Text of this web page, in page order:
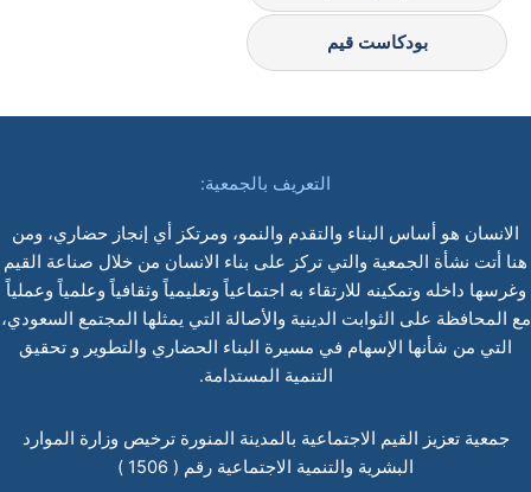
بودكاست قيم
التعريف بالجمعية:
الانسان هو أساس البناء والتقدم والنمو، ومرتكز أي إنجاز حضاري، ومن
هنا أتت نشأة الجمعية والتي تركز على بناء الانسان من خلال صناعة القيم
وغرسها داخله وتمكينه للارتقاء به اجتماعياً وتعليمياً وثقافياً وعلمياً وعملياً
مع المحافظة على الثوابت الدينية والأصالة التي يمثلها المجتمع السعودي،
التي من شأنها الإسهام في مسيرة البناء الحضاري والتطوير و تحقيق
التنمية المستدامة.
جمعية تعزيز القيم الاجتماعية بالمدينة المنورة ترخيص وزارة الموارد
البشرية والتنمية الاجتماعية رقم ( 1506 )